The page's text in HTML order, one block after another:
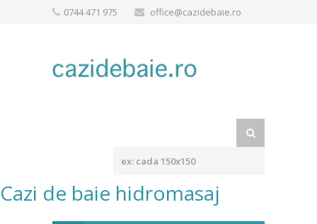
0744 471 975 office@cazidebaie.ro
Cazi de baie hidromasaj